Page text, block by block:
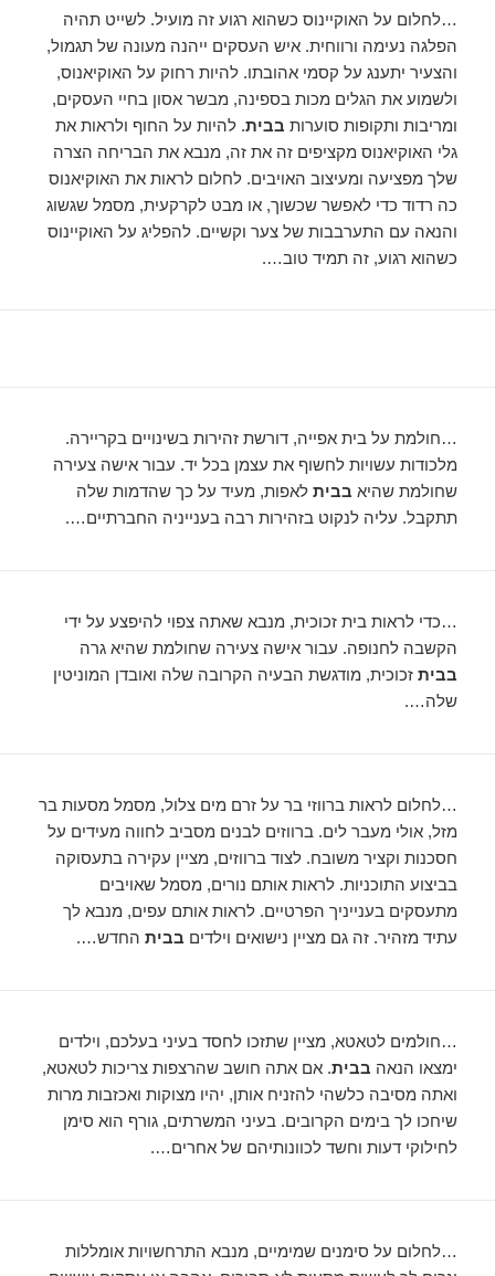
…לחלום על האוקיינוס ​​כשהוא רגוע זה מועיל. לשייט תהיה
הפלגה נעימה ורווחית. איש העסקים ייהנה מעונה של תגמול,
והצעיר יתענג על קסמי אהובתו. להיות רחוק על האוקיאנוס,
ולשמוע את הגלים מכות בספינה, מבשר אסון בחיי העסקים,
ומריבות ותקופות סוערות בבית. להיות על החוף ולראות את
גלי האוקיאנוס מקציפים זה את זה, מנבא את הבריחה הצרה
שלך מפציעה ומעיצוב האויבים. לחלום לראות את האוקיאנוס
כה רדוד כדי לאפשר שכשוך, או מבט לקרקעית, מסמל שגשוג
והנאה עם התערבבות של צער וקשיים. להפליג על האוקיינוס ​​
כשהוא רגוע, זה תמיד טוב….
…חולמת על בית אפייה, דורשת זהירות בשינויים בקריירה.
מלכודות עשויות לחשוף את עצמן בכל יד. עבור אישה צעירה
שחולמת שהיא בבית לאפות, מעיד על כך שהדמות שלה
תתקבל. עליה לנקוט בזהירות רבה בענייניה החברתיים….
…כדי לראות בית זכוכית, מנבא שאתה צפוי להיפצע על ידי
הקשבה לחנופה. עבור אישה צעירה שחולמת שהיא גרה
בבית זכוכית, מודגשת הבעיה הקרובה שלה ואובדן המוניטין
שלה….
…לחלום לראות ברווזי בר על זרם מים צלול, מסמל מסעות בר
מזל, אולי מעבר לים. ברווזים לבנים מסביב לחווה מעידים על
חסכנות וקציר משובח. לצוד ברווזים, מציין עקירה בתעסוקה
בביצוע התוכניות. לראות אותם נורים, מסמל שאויבים
מתעסקים בענייניך הפרטיים. לראות אותם עפים, מנבא לך
עתיד מזהיר. זה גם מציין נישואים וילדים בבית החדש….
…חולמים לטאטא, מציין שתזכו לחסד בעיני בעלכם, וילדים
ימצאו הנאה בבית. אם אתה חושב שהרצפות צריכות לטאטא,
ואתה מסיבה כלשהי להזניח אותן, יהיו מצוקות ואכזבות מרות
שיחכו לך בימים הקרובים. בעיני המשרתים, גורף הוא סימן
לחילוקי דעות וחשד לכוונותיהם של אחרים….
…לחלום על סימנים שמימיים, מנבא התרחשויות אומללות